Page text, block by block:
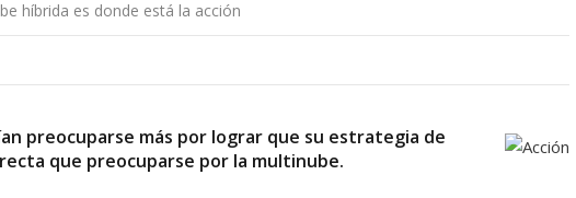
híbrida es donde está la acción
preocuparse más por lograr que su estrategia de
que preocuparse por la multinube.